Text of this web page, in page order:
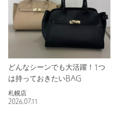
どんなシーンでも大活躍！1つ
は持っておきたいBAG
札幌店
2026.07.11